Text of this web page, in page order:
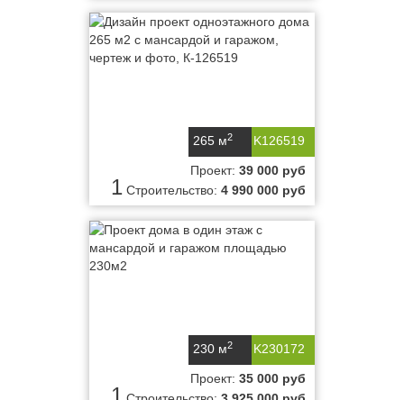
K126519
265 м2
1
Проект: 39 000 руб
Строительство: 4 990 000 руб
K230172
230 м2
1
Проект: 35 000 руб